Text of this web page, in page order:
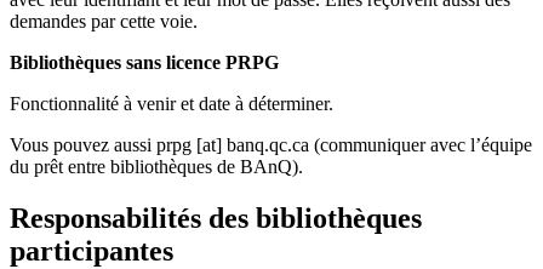
demandes par cette voie.
Bibliothèques sans licence PRPG
Fonctionnalité à venir et date à déterminer.
Vous pouvez aussi prpg [at] banq.qc.ca (communiquer avec l’équipe
du prêt entre bibliothèques de BAnQ).
Responsabilités des bibliothèques
participantes